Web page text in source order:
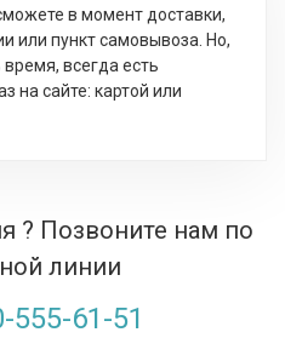
в момент доставки,
или пункт самовывоза. Но,
всегда есть
на сайте: картой или
? Позвоните нам по
линии
555-61-51